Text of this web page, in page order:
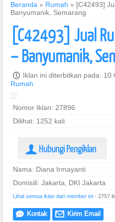
Beranda » Rumah » [C42493]
Banyumanik, Semarang
[C42493] Jual
– Banyumanik,
P Iklan ini diterbitkan pada: 10
Rumah
Nomor Iklan: 27896
Dilihat: 1252 kali
U Hubungi Pengiklan
Nama: Diana Irmayanti
Domisili: Jakarta, DKI Jakarta
Lihat semua iklan dari member ini - 2757
e Kontak @ Kirim Email